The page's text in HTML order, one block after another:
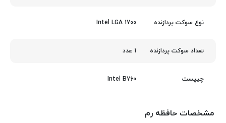
نوع سوکت پردازنده Intel LGA 1700
تعداد سوکت پردازنده 1 عدد
چیپست Intel B760
مشخصات حافظه رم